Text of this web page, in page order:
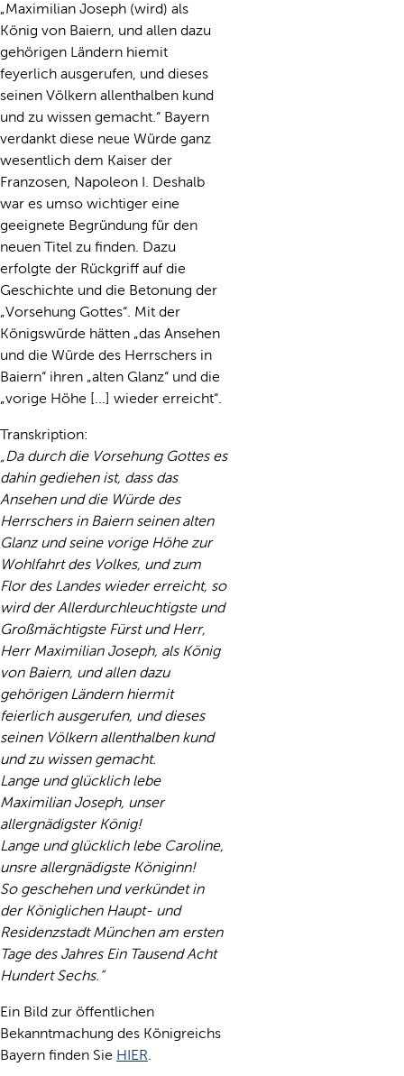
„Maximilian Joseph (wird) als
König von Baiern, und allen dazu
gehörigen Ländern hiemit
feyerlich ausgerufen, und dieses
seinen Völkern allenthalben kund
und zu wissen gemacht.“ Bayern
verdankt diese neue Würde ganz
wesentlich dem Kaiser der
Franzosen, Napoleon I. Deshalb
war es umso wichtiger eine
geeignete Begründung für den
neuen Titel zu finden. Dazu
erfolgte der Rückgriff auf die
Geschichte und die Betonung der
„Vorsehung Gottes“. Mit der
Königswürde hätten „das Ansehen
und die Würde des Herrschers in
Baiern“ ihren „alten Glanz“ und die
„vorige Höhe [...] wieder erreicht“.
Transkription:
„Da durch die Vorsehung Gottes es
dahin gediehen ist, dass das
Ansehen und die Würde des
Herrschers in Baiern seinen alten
Glanz und seine vorige Höhe zur
Wohlfahrt des Volkes, und zum
Flor des Landes wieder erreicht, so
wird der Allerdurchleuchtigste und
Großmächtigste Fürst und Herr,
Herr Maximilian Joseph, als König
von Baiern, und allen dazu
gehörigen Ländern hiermit
feierlich ausgerufen, und dieses
seinen Völkern allenthalben kund
und zu wissen gemacht.
Lange und glücklich lebe
Maximilian Joseph, unser
allergnädigster König!
Lange und glücklich lebe Caroline,
unsre allergnädigste Königinn!
So geschehen und verkündet in
der Königlichen Haupt- und
Residenzstadt München am ersten
Tage des Jahres Ein Tausend Acht
Hundert Sechs.“
Ein Bild zur öffentlichen
Bekanntmachung des Königreichs
Bayern finden Sie HIER